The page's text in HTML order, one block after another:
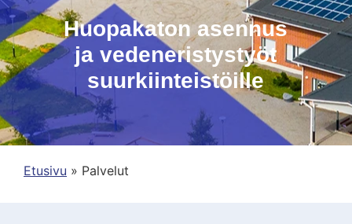
Huopakaton asennus
ja vedeneristystyöt
suurkiinteistöille​​
Etusivu » Palvelut